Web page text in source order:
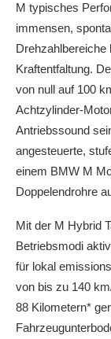
M typisches
immensen,
Drehzahlbereiche
Kraftentfaltung.
von null auf 100
Achtzylinder-
Antriebssound
angesteuerte,
einem BMW M
Doppelendrohre
Mit der M Hybrid
Betriebsmodi
für lokal
von bis zu 140
88 Kilometern*